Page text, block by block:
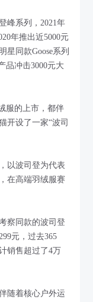
峰系列，2021年
年推出近5000元
星同款Goose系列
品冲击3000元大
服的上市，都伴
开设了一家“波司
以波司登为代表
在高端羽绒服赛
察同款的波司登
元，过去365
销售超过了4万
随着核心户外运